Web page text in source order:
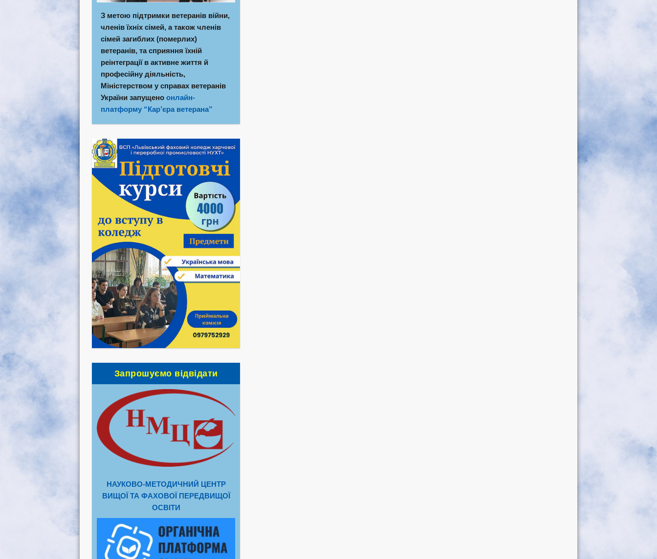
З метою підтримки ветеранів війни,
членів їхніх сімей, а також членів
сімей загиблих (померлих)
ветеранів, та сприяння їхній
реінтеграції в активне життя й
професійну діяльність,
Міністерством у справах ветеранів
України запущеноонлайн-
платформу “Кар’єра ветерана”
Запрошуємо відвідати
НАУКОВО-МЕТОДИЧНИЙ ЦЕНТР
ВИЩОЇ ТА ФАХОВОЇ ПЕРЕДВИЩОЇ
ОСВІТИ